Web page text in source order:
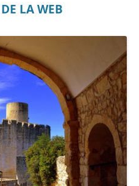
LA WEB